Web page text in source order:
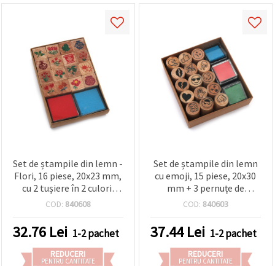
Set de ștampile din lemn -
Flori, 16 piese, 20x23 mm,
cu 2 tușiere în 2 culori,
34x34 mm
COD: 840608
32.76 Lei 1-2 pachet
REDUCERI
PENTRU CANTITATE
Set de ștampile din lemn
cu emoji, 15 piese, 20x30
mm + 3 pernuțe de
cerneală colorate, 24 mm
felicitări și școală
COD: 840603
37.44Lei 1-2 pachet
REDUCERI
PENTRU CANTITATE